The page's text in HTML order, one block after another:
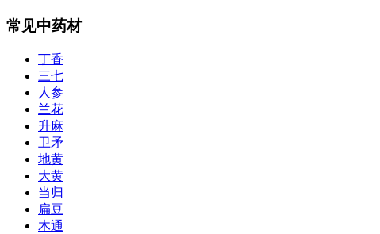
常见中药材
丁香
三七
人参
兰花
升麻
卫矛
地黄
大黄
当归
扁豆
木通